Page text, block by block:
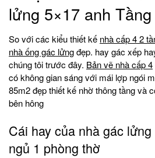
lửng 5×17 anh Tầng
So với các kiểu thiết kế nhà cấp 4 2
nhà ống gác lửngđẹp. hay gác xếp
chúng tôi trước đây. Bản vẽ nhà cấp 4
có không gian sáng với mái lợp ngói
85m2 đẹp thiết kế nhờ thông tầng và
bên hông
Cái hay của nhà gác
ngủ 1 phòng thờ